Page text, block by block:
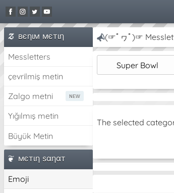
вєηιм мєтιη
Messletters
çevrilmiş metin
Zalgo metni
Yığılmış metin
Büyük Metin
мєтιη ѕαηαт
Emoji
(☞ﾟヮﾟ)☞
Super Bowl
The selected